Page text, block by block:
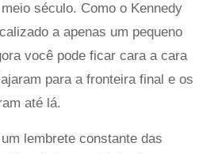
século. Como o Kennedy
a apenas um pequeno
você pode ficar cara a cara
para a fronteira final e os
até lá.
lembrete constante das